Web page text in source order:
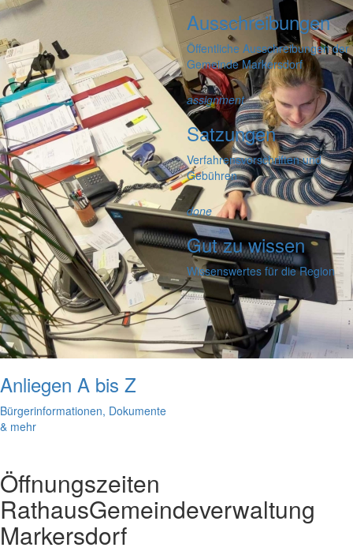
Anliegen A bis Z
Bürgerinformationen, Dokumente
& mehr
Ausschreibungen
Öffentliche Ausschreibungen der
Gemeinde Markersdorf
assignment
Satzungen
Verfahrensvorschriften und
Gebühren
done
Gut zu wissen
Wissenswertes für die Region
Öffnungszeiten
RathausGemeindeverwaltung
Markersdorf